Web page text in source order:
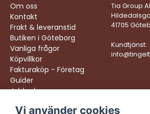
Om oss
Kontakt
Frakt & leveranstid
Butiken i Göteborg
Vanliga frågor
Köpvillkor
Fakturaköp - Företag
Guider
Jobba hos oss
Tia Group
41705
Kundtjänst:
Följ oss: Vi
Vi använder cookies